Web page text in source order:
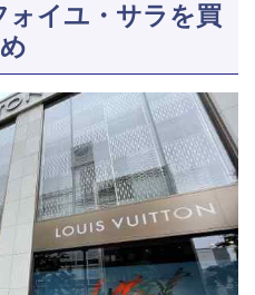
ォイユ・サラを買